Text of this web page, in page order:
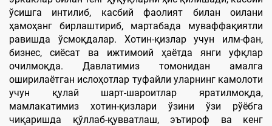
ўсишга интилиб, касбий фаолият билан оилани
ҳамоҳанг бирлаштириб, мартабада муваффақиятли
равишда ўсмоқдалар. Хотин-қизлар учун илм-фан,
бизнес, сиёсат ва ижтимоий ҳаётда янги уфқлар
очилмоқда. Давлатимиз томонидан амалга
оширилаётган ислоҳотлар туфайли уларнинг камолоти
учун қулай шарт-шароитлар яратилмоқда,
мамлакатимиз хотин-қизлари ўзини ўзи рўёбга
чиқаришда қўллаб-қувватлаш, эътироф ва кенг